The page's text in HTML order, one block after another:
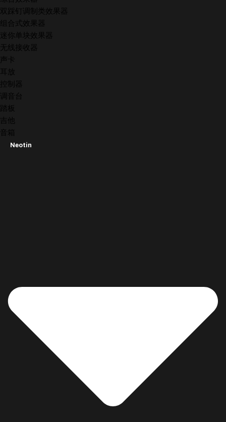
双踩钉调制类效果器
组合式效果器
迷你单块效果器
无线接收器
声卡
耳放
控制器
调音台
踏板
吉他
音箱
Neotin